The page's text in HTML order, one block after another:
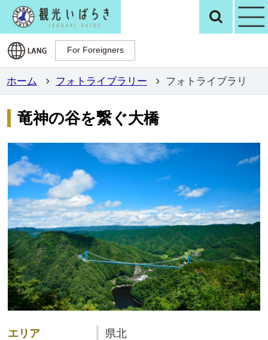
観光いばらき検
For Foreigners
For Foreigners
ホーム フォトライブラリー フォトライブラリ
竜神の谷を繋ぐ大橋
エリア
県北